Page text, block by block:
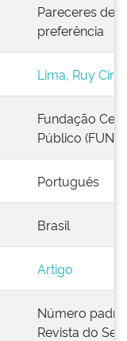
Pareceres de
preferência
Lima, Ruy
Fundação
Público
Português
Brasil
Artigo
Número
Revista do